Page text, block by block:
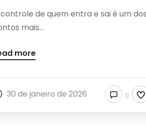
de quem entra e sai é um
mais...
more
30 de janeiro de 2026 0